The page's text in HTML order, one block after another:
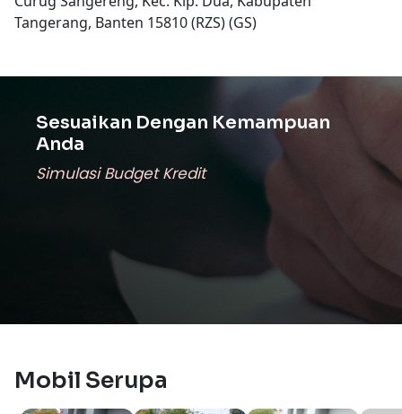
Tangerang, Banten 15810 (RZS) (GS)
Sesuaikan Dengan Kemampuan
Anda
Simulasi Budget Kredit
Mobil Serupa